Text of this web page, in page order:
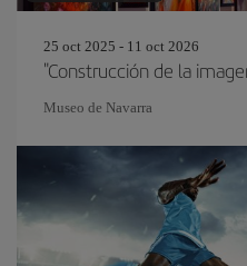
25 oct 2025 - 11 oct 2026
"Construcción de la
Museo de Navarra